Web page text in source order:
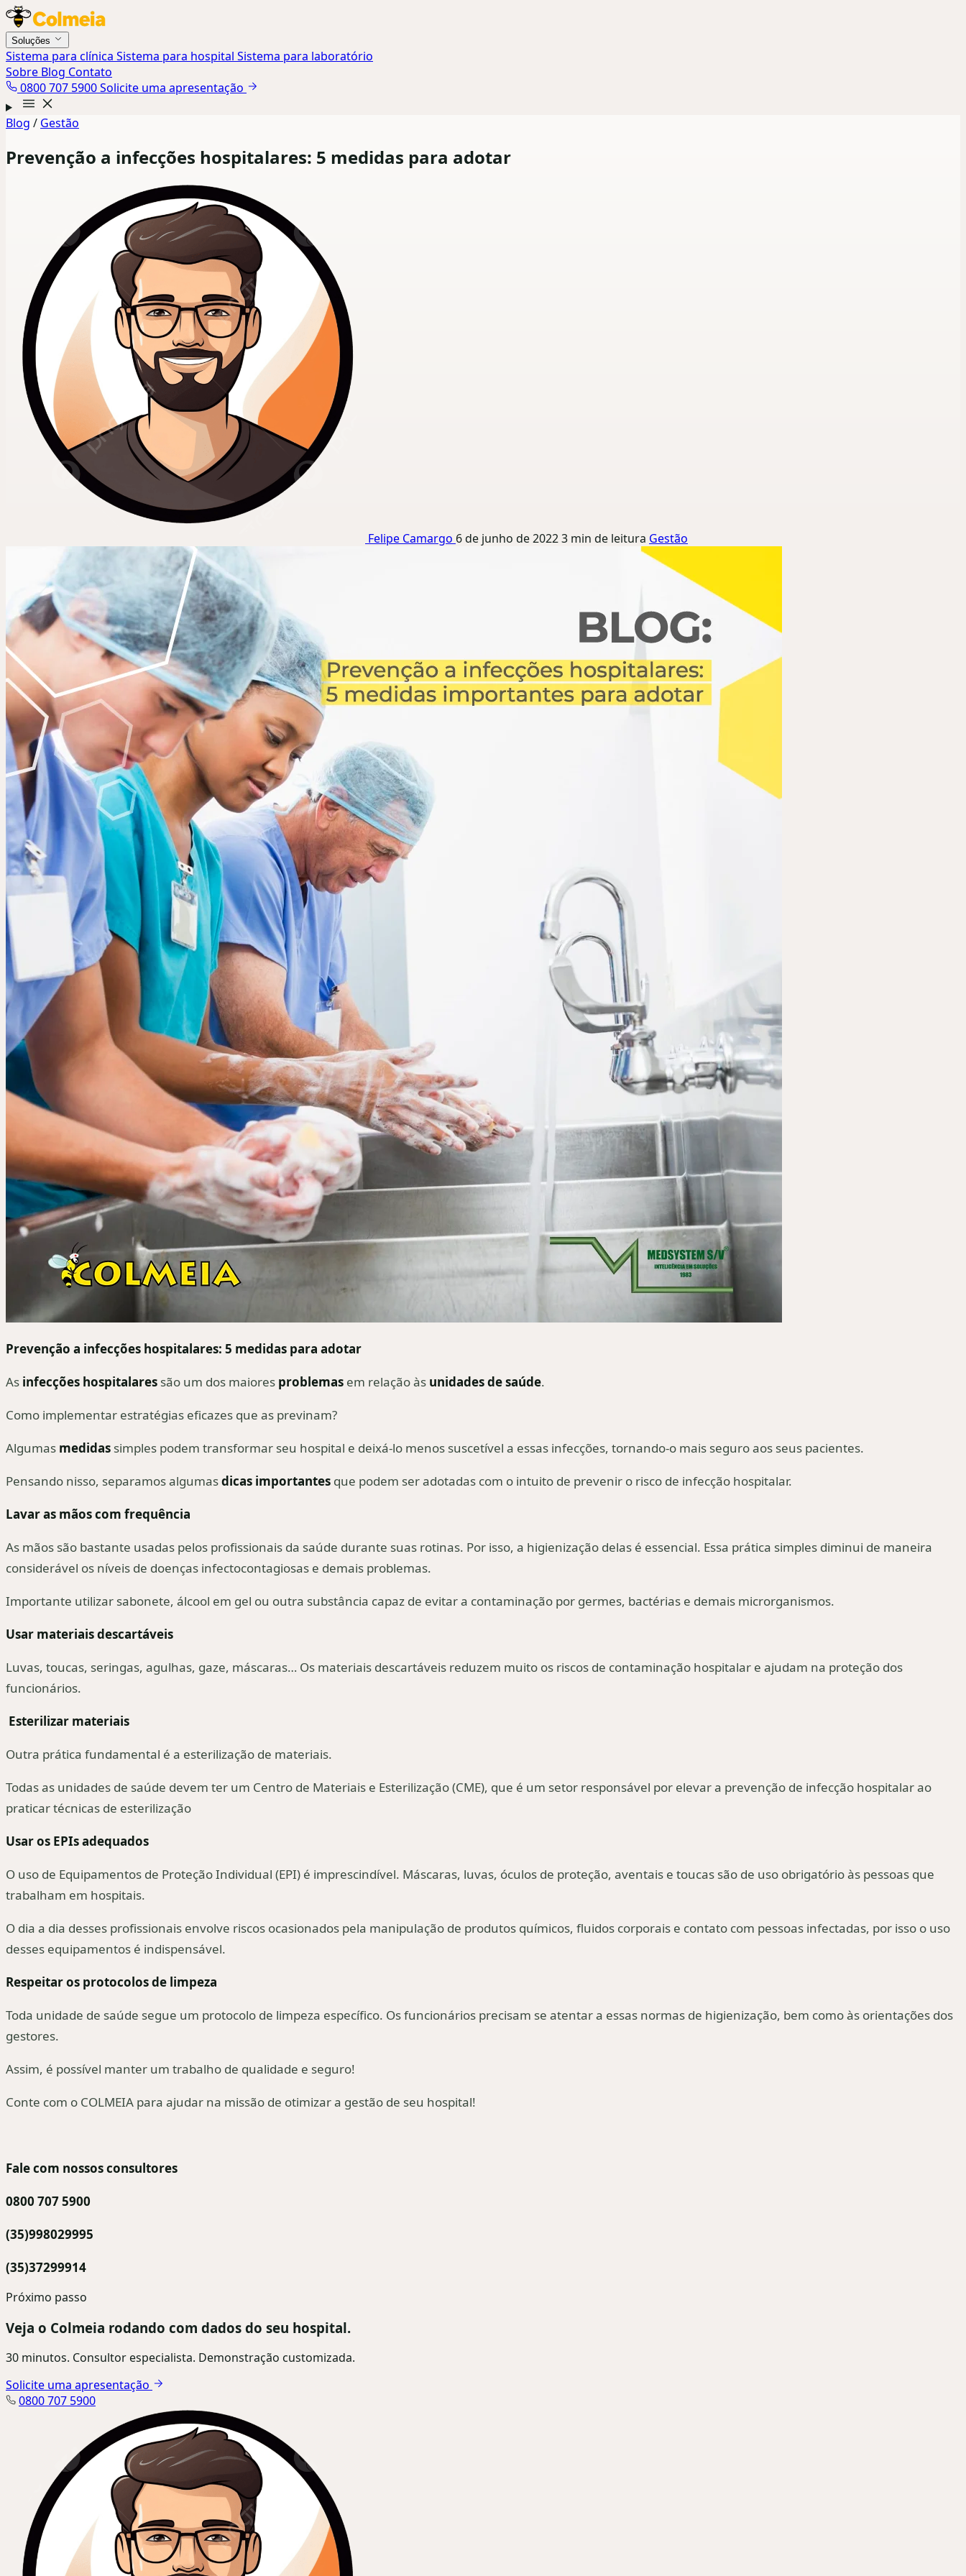
Soluções
Sistema para clínica Sistema para hospital Sistema para laboratório
Sobre Blog Contato
0800 707 5900Solicite uma apresentação
Blog / Gestão
Prevenção a infecções hospitalares: 5 medidas para adotar
Felipe Camargo 6 de junho de 20223 min de leitura Gestão
Prevenção a infecções hospitalares: 5 medidas para adotar
As infecções hospitalares são um dos maiores problemas em relação às unidades de saúde.
Como implementar estratégias eficazes que as previnam?
Algumas medidas simples podem transformar seu hospital e deixá-lo menos suscetível a essas infecções, tornando-o mais seguro aos seus pacientes.
Pensando nisso, separamos algumasdicas importantes que podem ser adotadas com o intuito de prevenir o risco de infecção hospitalar.
Lavar as mãos com frequência
As mãos são bastante usadas pelos profissionais da saúde durante suas rotinas. Por isso, a higienização delas é essencial. Essa prática simples diminui de maneira
considerável os níveis de doenças infectocontagiosas e demais problemas.
Importante utilizar sabonete, álcool em gel ou outra substância capaz de evitar a contaminação por germes, bactérias e demais microrganismos.
Usar materiais descartáveis
Luvas, toucas, seringas, agulhas, gaze, máscaras… Os materiais descartáveis reduzem muito os riscos de contaminação hospitalar e ajudam na proteção dos
funcionários.
Esterilizar materiais
Outra prática fundamental é a esterilização de materiais.
Todas as unidades de saúde devem ter um Centro de Materiais e Esterilização (CME), que é um setor responsável por elevar a prevenção de infecção hospitalar ao
praticar técnicas de esterilização
Usar os EPIs adequados
O uso de Equipamentos de Proteção Individual (EPI) é imprescindível. Máscaras, luvas, óculos de proteção, aventais e toucas são de uso obrigatório às pessoas que
trabalham em hospitais.
O dia a dia desses profissionais envolve riscos ocasionados pela manipulação de produtos químicos, fluidos corporais e contato com pessoas infectadas, por isso o uso
desses equipamentos é indispensável.
Respeitar os protocolos de limpeza
Toda unidade de saúde segue um protocolo de limpeza específico. Os funcionários precisam se atentar a essas normas de higienização, bem como às orientações dos
gestores.
Assim, é possível manter um trabalho de qualidade e seguro!
Conte com o COLMEIA para ajudar na missão de otimizar a gestão de seu hospital!
Fale com nossos consultores
0800 707 5900
(35)998029995
(35)37299914
Próximo passo
Veja o Colmeia rodando com dados do seu hospital.
30 minutos. Consultor especialista. Demonstração customizada.
Solicite uma apresentação
0800 707 5900